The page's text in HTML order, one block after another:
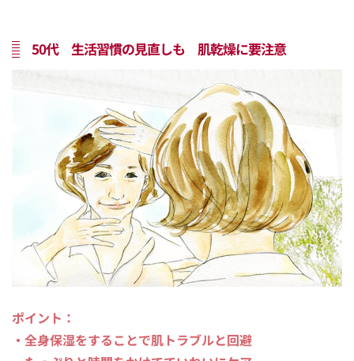
50代 生活習慣の見直しも 肌乾燥に要注意
ポイント：
・全身保湿をすることで肌トラブルと回避